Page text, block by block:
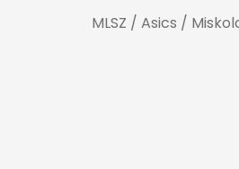
MLSZ / Asics /